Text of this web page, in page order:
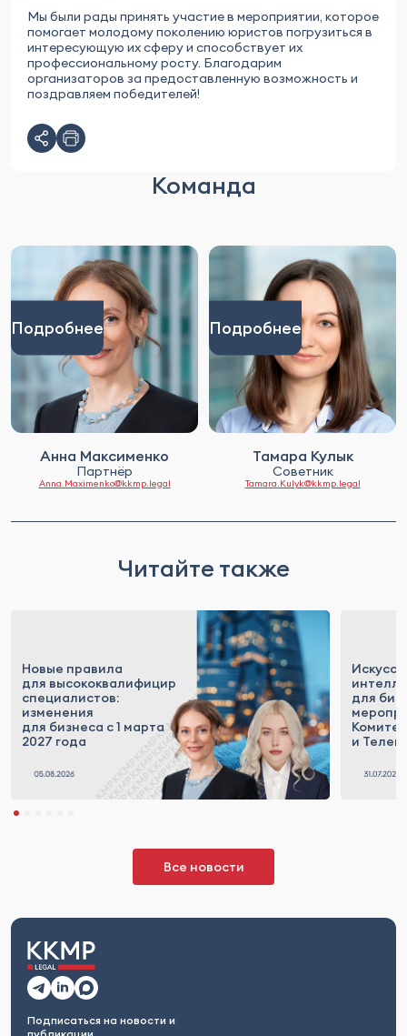
Мы были рады принять участие в мероприятии, которое
помогает молодому поколению юристов погрузиться в
интересующую их сферу и способствует их
профессиональному росту. Благодарим
организаторов за предоставленную возможность и
поздравляем победителей!
Команда
Подробнее
Анна Максименко
Партнёр
Anna.Maximenko@kkmp.legal
Подробнее
Тамара Кулык
Советник
Tamara.Kulyk@kkmp.legal
Читайте также
Новые правила
для высококвалифицированных
специалистов:
изменения
для бизнеса с 1 марта
2027 года
для
и
Все новости
Подписаться на новости и